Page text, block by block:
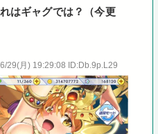
はギャグでは？（今更
29(月) 19:29:08 ID:Db.9p.L29